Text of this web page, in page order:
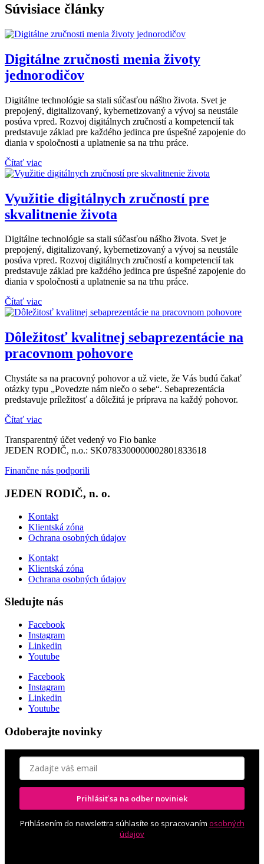
Súvisiace články
Digitálne zručnosti menia životy
jednorodičov
Digitálne technológie sa stali súčasťou nášho života. Svet je
prepojený, digitalizovaný, kybernetizovaný a vývoj sa neustále
posúva vpred. Rozvoj digitálnych zručností a kompetencií tak
predstavuje základ pre každého jedinca pre úspešné zapojenie do
diania v spoločnosti a uplatnenie sa na trhu práce.
Čítať viac
Využitie digitálnych zručností pre
skvalitnenie života
Digitálne technológie sa stali súčasťou nášho života. Svet je
prepojený, digitalizovaný, kybernetizovaný a vývoj sa neustále
posúva vpred. Rozvoj digitálnych zručností a kompetencií tak
predstavuje základ pre každého jedinca pre úspešné zapojenie do
diania v spoločnosti a uplatnenie sa na trhu práce.
Čítať viac
Dôležitosť kvalitnej sebaprezentácie na
pracovnom pohovore
Chystáte sa na pracovný pohovor a už viete, že Vás budú čakať
otázky typu „Povedzte nám niečo o sebe“. Sebaprezentácia
predstavuje príležitosť a dôležitá je príprava na každý pohovor.
Čítať viac
Transparentný účet vedený vo Fio banke
JEDEN RODIČ, n.o.: SK0783300000002801833618
Finančne nás podporili
JEDEN RODIČ, n. o.
Kontakt
Klientská zóna
Ochrana osobných údajov
Kontakt
Klientská zóna
Ochrana osobných údajov
Sledujte nás
Facebook
Instagram
Linkedin
Youtube
Facebook
Instagram
Linkedin
Youtube
Odoberajte novinky
Prihlásiť sa na odber noviniek
Prihlásením do newslettra súhlasíte so spracovaním osobných
údajov